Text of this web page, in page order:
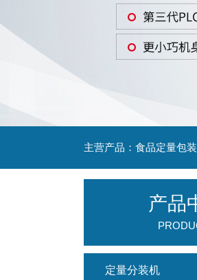
主营产品：食品定量包
产品
定量分装机